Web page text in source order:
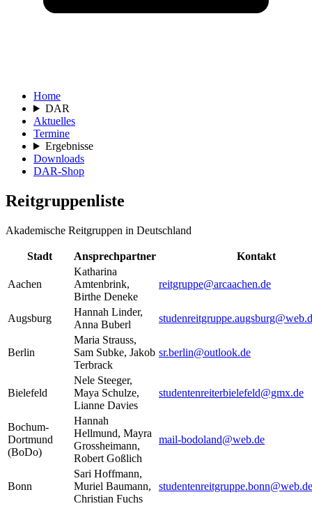
Home
DAR
Aktuelles
Termine
Ergebnisse
Downloads
DAR-Shop
Reitgruppenliste
Akademische Reitgruppen in Deutschland
Stadt Ansprechpartner Kontakt
Aachen
Katharina
Amtenbrink,
Birthe Deneke
reitgruppe@arcaachen.de
Augsburg
Hannah Linder,
Anna Buberl
Berlin
Maria Strauss,
Sam Subke, Jakob
Terbrack
sr.berlin@outlook.de
Bielefeld
Nele Steeger,
Maya Schulze,
Lianne Davies
studentenreiterbielefeld@gmx.de
Bochum-
Dortmund
(BoDo)
Hannah
Hellmund, Mayra
Grossheimann,
Robert Goßlich
mail-bodoland@web.de
Bonn
Sari Hoffmann,
Muriel Baumann,
Christian Fuchs
studentenreitgruppe.bonn@web.de